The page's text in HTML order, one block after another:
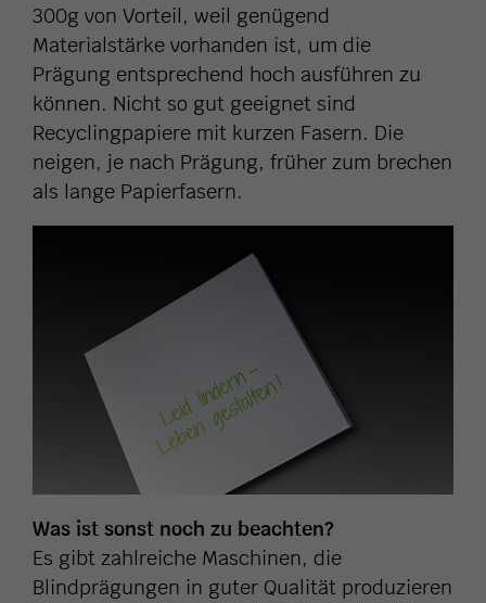
300g von Vorteil, weil genügend
Materialstärke vorhanden ist, um die
Prägung entsprechend hoch ausführen zu
können. Nicht so gut geeignet sind
Recyclingpapiere mit kurzen Fasern. Die
neigen, je nach Prägung, früher zum brechen
als lange Papierfasern.
Was ist sonst noch zu beachten?
Es gibt zahlreiche Maschinen, die
Blindprägungen in guter Qualität produzieren